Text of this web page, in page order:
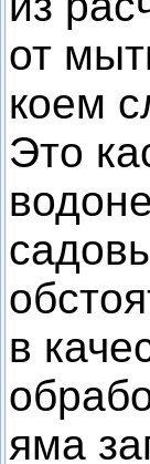
от
коем
Это
в
яма